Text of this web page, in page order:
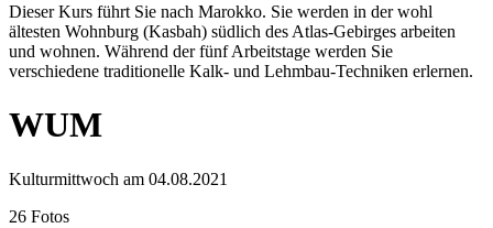
Dieser Kurs führt Sie nach Marokko. Sie werden in der wohl
ältesten Wohnburg (Kasbah) südlich des Atlas-Gebirges arbeiten
und wohnen. Während der fünf Arbeitstage werden Sie
verschiedene traditionelle Kalk- und Lehmbau-Techniken erlernen.
WUM
Kulturmittwoch am 04.08.2021
26 Fotos